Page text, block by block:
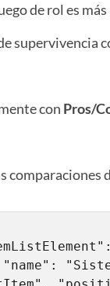
de rol es
supervivencia
con Pros/
comparaciones